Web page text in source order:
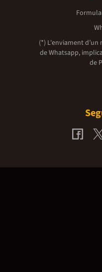
(*) L'enviament d’un
de Whatsapp,
de